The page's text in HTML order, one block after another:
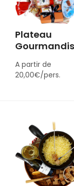
Plateau
A partir de
20,00€/pers.